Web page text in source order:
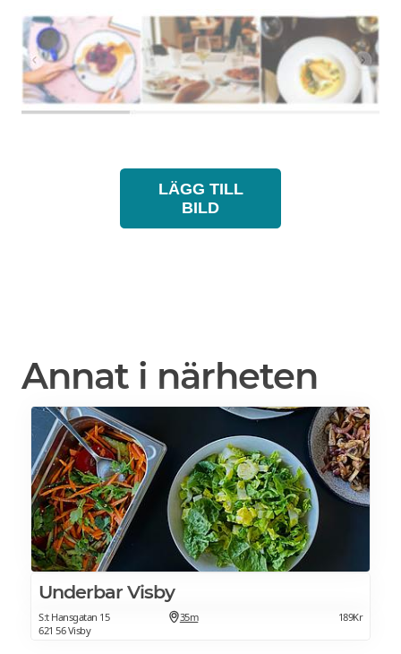
LÄGG TILL
BILD
Annat i närheten
Underbar Visby
S:t Hansgatan 15
621 56 Visby
35m 189Kr